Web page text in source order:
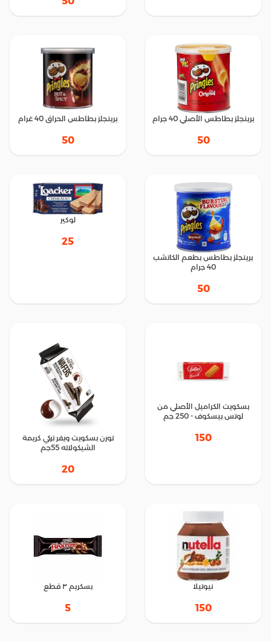
برينجلز بطاطس الأصلي 40 جرام
50
برينجلز بطاطس الحراق 40 غرام
50
برينجلز بطاطس بطعم الكاتشب
40 جرام
50
لوكير
25
بسكويت الكراميل الأصلي من
لوتس بيسكوف - 250 جم
150
تورن بسكويت ويفر تركي كريمة
الشيكولاته 55جم
20
نيوتيلا
150
بسكريم ٣ قطع
5